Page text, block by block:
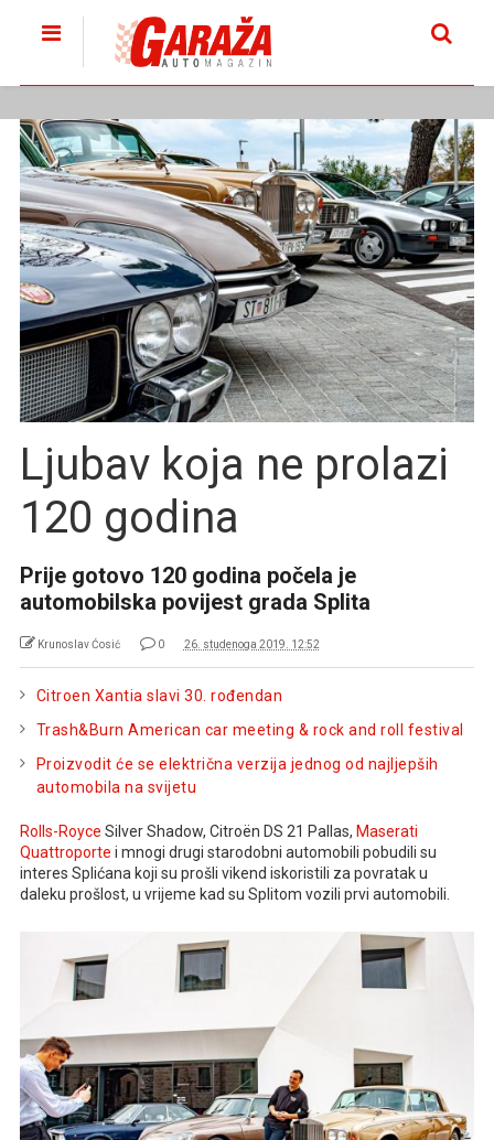
Ljubav koja ne prolazi
120 godina
Prije gotovo 120 godina počela je
automobilska povijest grada Splita
Krunoslav Ćosić 0 26. studenoga 2019. 12:52
Citroen Xantia slavi 30. rođendan
Trash&Burn American car meeting & rock and roll festival
Proizvodit će se električna verzija jednog od najljepših
automobila na svijetu
Rolls-Royce Silver Shadow, Citroën DS 21 Pallas, Maserati
Quattroporte i mnogi drugi starodobni automobili pobudili su
interes Splićana koji su prošli vikend iskoristili za povratak u
daleku prošlost, u vrijeme kad su Splitom vozili prvi automobili.